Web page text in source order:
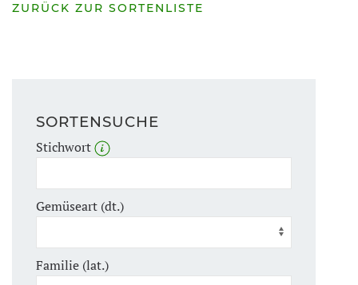
ZURÜCK ZUR SORTENLISTE
SORTENSUCHE
Stichwort
Gemüseart (dt.)
Familie (lat.)